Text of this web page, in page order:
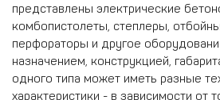
представлены электрические
комбопистолеты, степлеры,
перфораторы и другое
назначением, конструкцией,
одного типа может иметь разные
характеристики - в зависимости от